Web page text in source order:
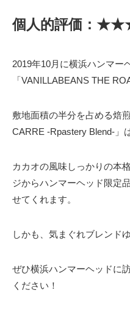
個人的評価：
2019年10月に横浜ハンマー
「VANILLABEANS THE
敷地面積の半分を占める焙
CARRE -Rpastery Blend-」
カカオの風味しっかりの本
ジからハンマーヘッド限定
せてくれます。
しかも、気まぐれブレンド
ぜひ横浜ハンマーヘッドに
ください！